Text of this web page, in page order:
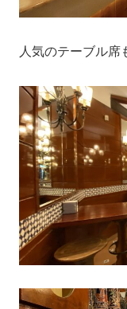
人気のテーブル席